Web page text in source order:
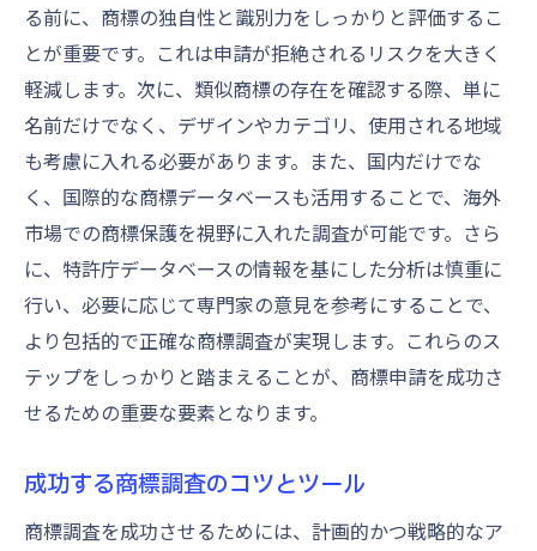
る前に、商標の独自性と識別力をしっかりと評価するこ
とが重要です。これは申請が拒絶されるリスクを大きく
軽減します。次に、類似商標の存在を確認する際、単に
名前だけでなく、デザインやカテゴリ、使用される地域
も考慮に入れる必要があります。また、国内だけでな
く、国際的な商標データベースも活用することで、海外
市場での商標保護を視野に入れた調査が可能です。さら
に、特許庁データベースの情報を基にした分析は慎重に
行い、必要に応じて専門家の意見を参考にすることで、
より包括的で正確な商標調査が実現します。これらのス
テップをしっかりと踏まえることが、商標申請を成功さ
せるための重要な要素となります。
成功する商標調査のコツとツール
商標調査を成功させるためには、計画的かつ戦略的なア